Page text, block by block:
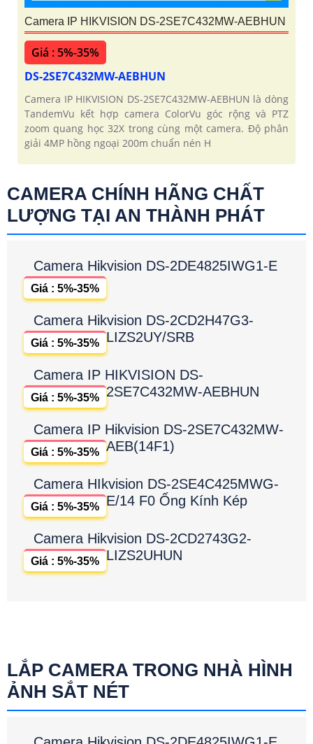
Camera IP HIKVISION DS-2SE7C432MW-AEBHUN
Giá : 5%-35%
DS-2SE7C432MW-AEBHUN
Camera IP HIKVISION DS-2SE7C432MW-AEBHUN là dòng
TandemVu kết hợp camera ColorVu góc rộng và PTZ
zoom quang học 32X trong cùng một camera. Độ phân
giải 4MP hồng ngoại 200m chuẩn nén H
CAMERA CHÍNH HÃNG CHẤT
LƯỢNG TẠI AN THÀNH PHÁT
Camera Hikvision DS-2DE4825IWG1-E
Giá : 5%-35%
Camera Hikvision DS-2CD2H47G3-
LIZS2UY/SRB
Giá : 5%-35%
Camera IP HIKVISION DS-
2SE7C432MW-AEBHUN
Giá : 5%-35%
Camera IP Hikvision DS-2SE7C432MW-
AEB(14F1)
Giá : 5%-35%
Camera HIkvision DS-2SE4C425MWG-
E/14 F0 Ống Kính Kép
Giá : 5%-35%
Camera Hikvision DS-2CD2743G2-
LIZS2UHUN
Giá : 5%-35%
LẮP CAMERA TRONG NHÀ HÌNH
ẢNH SẮT NÉT